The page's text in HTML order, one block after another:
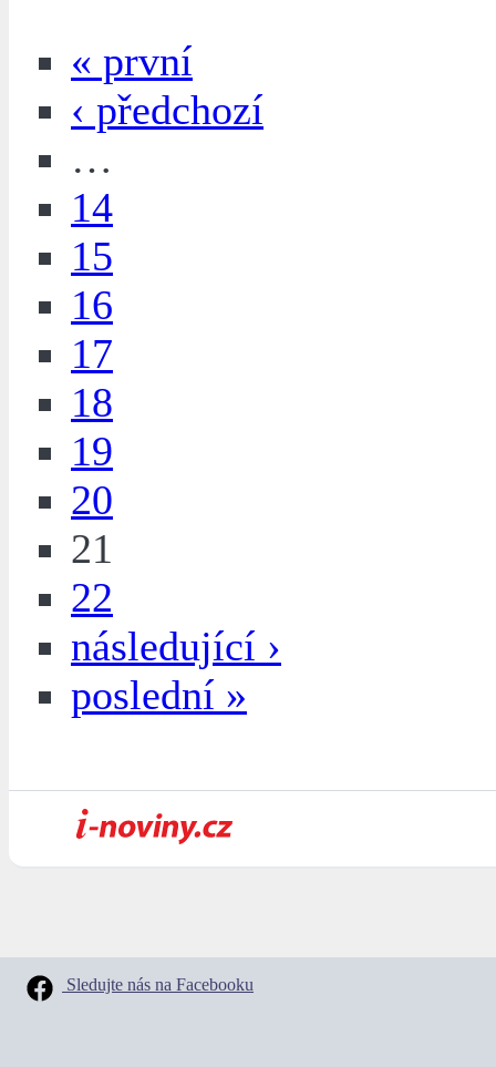
« první
‹ předchozí
…
14
15
16
17
18
19
20
21
22
následující ›
poslední »
Sledujte nás na Facebooku